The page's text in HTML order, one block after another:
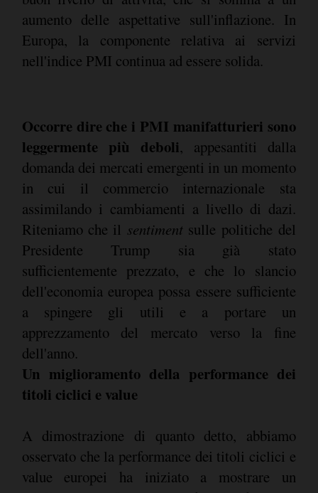
aumento delle aspettative sull'inflazione. In
Europa, la componente relativa ai servizi
nell'indice PMI continua ad essere solida.
Occorre dire che i PMI manifatturieri sono
leggermente più deboli, appesantiti dalla
domanda dei mercati emergenti in un momento
in cui il commercio internazionale sta
assimilando i cambiamenti a livello di dazi.
Riteniamo che il sentiment sulle politiche del
Presidente Trump sia già stato
sufficientemente prezzato, e che lo slancio
dell'economia europea possa essere sufficiente
a spingere gli utili e a portare un
apprezzamento del mercato verso la fine
dell'anno.
Un miglioramento della performance dei
titoli ciclici e value
A dimostrazione di quanto detto, abbiamo
osservato che la performance dei titoli ciclici e
value europei ha iniziato a mostrare un